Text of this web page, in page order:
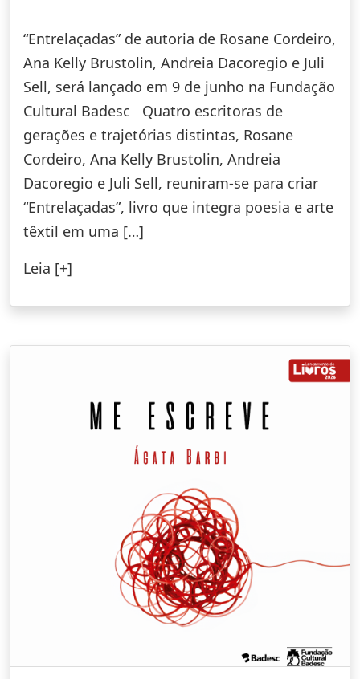
“Entrelaçadas” de autoria de Rosane Cordeiro,
Ana Kelly Brustolin, Andreia Dacoregio e Juli
Sell, será lançado em 9 de junho na Fundação
Cultural Badesc Quatro escritoras de
gerações e trajetórias distintas, Rosane
Cordeiro, Ana Kelly Brustolin, Andreia
Dacoregio e Juli Sell, reuniram-se para criar
“Entrelaçadas”, livro que integra poesia e arte
têxtil em uma […]
Leia [+]